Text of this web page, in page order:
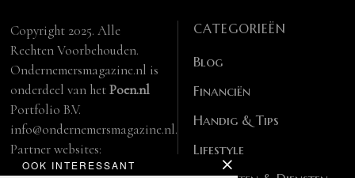
OOK INTERESSANT
Copyright 2025. Alle
Rechten Voorbehouden.
Ondernemersmagazine.nl is
onderdeel van hetPoen.nl
Portfolio B.V.
info@ondernemersmagazine.nl.
Partner websites:
manbase.nl
CATEGORIEËN
Blog
Financiën
Handig & Tips
Lifestyle